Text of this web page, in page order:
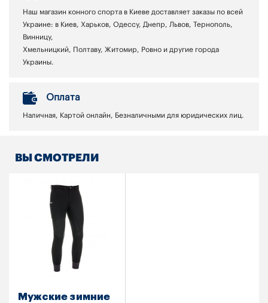
Наш магазин конного спорта в Киеве доставляет заказы по всей
Украине: в Киев, Харьков, Одессу, Днепр, Львов, Тернополь,
Винницу,
Хмельницкий, Полтаву, Житомир, Ровно и другие города
Украины.
Оплата
Наличная, Картой онлайн, Безналичными для юридических лиц.
ВЫ СМОТРЕЛИ
Мужские зимние